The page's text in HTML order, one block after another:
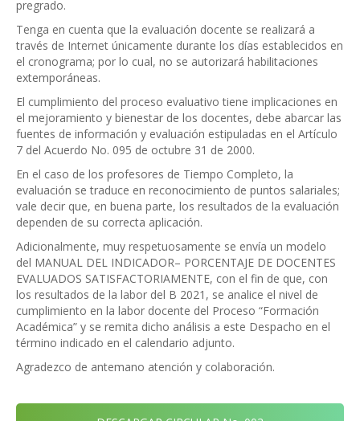
pregrado.
Tenga en cuenta que la evaluación docente se realizará a
través de Internet únicamente durante los días establecidos en
el cronograma; por lo cual, no se autorizará habilitaciones
extemporáneas.
El cumplimiento del proceso evaluativo tiene implicaciones en
el mejoramiento y bienestar de los docentes, debe abarcar las
fuentes de información y evaluación estipuladas en el Artículo
7 del Acuerdo No. 095 de octubre 31 de 2000.
En el caso de los profesores de Tiempo Completo, la
evaluación se traduce en reconocimiento de puntos salariales;
vale decir que, en buena parte, los resultados de la evaluación
dependen de su correcta aplicación.
Adicionalmente, muy respetuosamente se envía un modelo
del MANUAL DEL INDICADOR– PORCENTAJE DE DOCENTES
EVALUADOS SATISFACTORIAMENTE, con el fin de que, con
los resultados de la labor del B 2021, se analice el nivel de
cumplimiento en la labor docente del Proceso “Formación
Académica” y se remita dicho análisis a este Despacho en el
término indicado en el calendario adjunto.
Agradezco de antemano atención y colaboración.